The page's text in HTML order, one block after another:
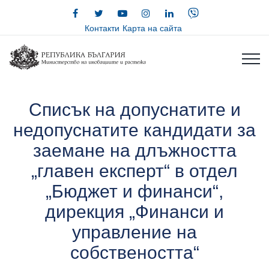
Контакти Карта на сайта
Списък на допуснатите и
недопуснатите кандидати за
заемане на длъжността
„главен експерт“ в отдел
„Бюджет и финанси“,
дирекция „Финанси и
управление на
собствеността“